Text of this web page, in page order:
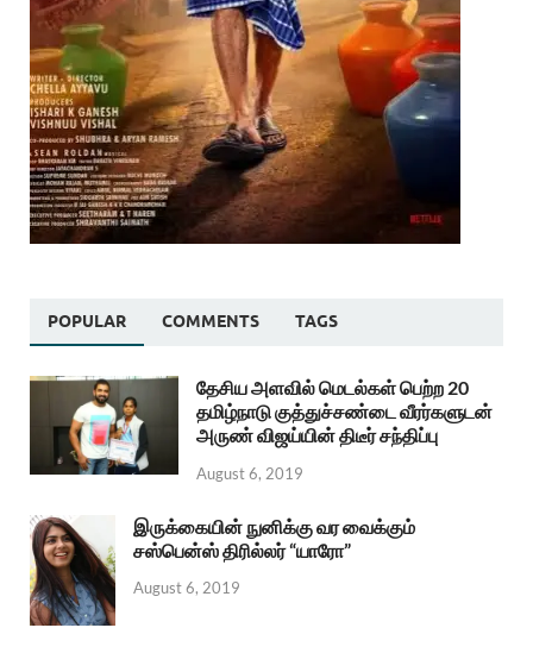
POPULAR COMMENTS TAGS
தேசிய அளவில் மெடல்கள் பெற்ற 20
தமிழ்நாடு குத்துச்சண்டை வீரர்களுடன்
அருண் விஜய்யின் திடீர் சந்திப்பு
August 6, 2019
இருக்கையின் நுனிக்கு வர வைக்கும்
சஸ்பென்ஸ் திரில்லர் “யாரோ”
August 6, 2019